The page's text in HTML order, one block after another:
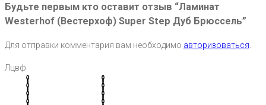
Будьте первым кто оставит отзыв “Ламинат
Westerhof (Вестерхоф) Super Step Дуб Брюссель”
Для отправки комментария вам необходимо авторизоваться.
Лцвф